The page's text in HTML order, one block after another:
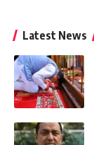
Latest News